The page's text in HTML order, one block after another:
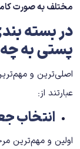
مختلف به صورت
در بسته
پستی به چه
اصلی‌ترین و
عبارتند از:
انتخاب
اولین و مهم‌ترین